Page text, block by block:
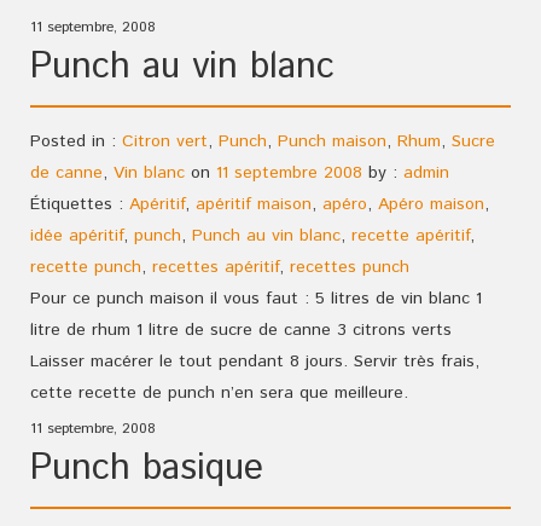
11 septembre, 2008
Punch au vin blanc
Posted in : Citron vert, Punch, Punch maison, Rhum, Sucre
de canne, Vin blanc on 11 septembre 2008 by : admin
Étiquettes : Apéritif, apéritif maison, apéro, Apéro maison,
idée apéritif, punch, Punch au vin blanc, recette apéritif,
recette punch, recettes apéritif, recettes punch
Pour ce punch maison il vous faut : 5 litres de vin blanc 1
litre de rhum 1 litre de sucre de canne 3 citrons verts
Laisser macérer le tout pendant 8 jours. Servir très frais,
cette recette de punch n’en sera que meilleure.
11 septembre, 2008
Punch basique